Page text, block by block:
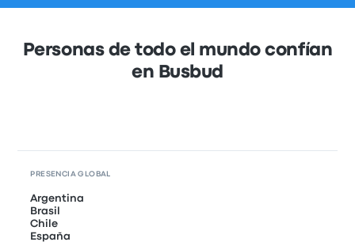
Personas de todo el mundo confían
en Busbud
PRESENCIA GLOBAL
Argentina
Brasil
Chile
España